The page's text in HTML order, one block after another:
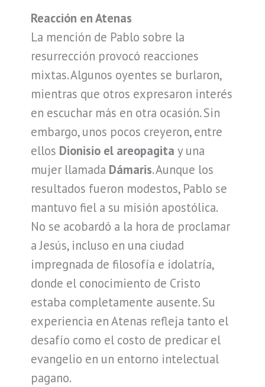
Reacción en Atenas
La mención de Pablo sobre la
resurrección provocó reacciones
mixtas. Algunos oyentes se burlaron,
mientras que otros expresaron interés
en escuchar más en otra ocasión. Sin
embargo, unos pocos creyeron, entre
ellos Dionisio el areopagita y una
mujer llamada Dámaris. Aunque los
resultados fueron modestos, Pablo se
mantuvo fiel a su misión apostólica.
No se acobardó a la hora de proclamar
a Jesús, incluso en una ciudad
impregnada de filosofía e idolatría,
donde el conocimiento de Cristo
estaba completamente ausente. Su
experiencia en Atenas refleja tanto el
desafío como el costo de predicar el
evangelio en un entorno intelectual
pagano.